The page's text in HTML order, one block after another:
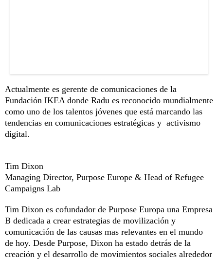
Actualmente es gerente de comunicaciones de la
Fundación IKEA donde Radu es reconocido mundialmente
como uno de los talentos jóvenes que está marcando las
tendencias en comunicaciones estratégicas y activismo
digital.
Tim Dixon
Managing Director, Purpose Europe & Head of Refugee
Campaigns Lab
Tim Dixon es cofundador de Purpose Europa una Empresa
B dedicada a crear estrategias de movilización y
comunicación de las causas mas relevantes en el mundo
de hoy. Desde Purpose, Dixon ha estado detrás de la
creación y el desarrollo de movimientos sociales alrededor